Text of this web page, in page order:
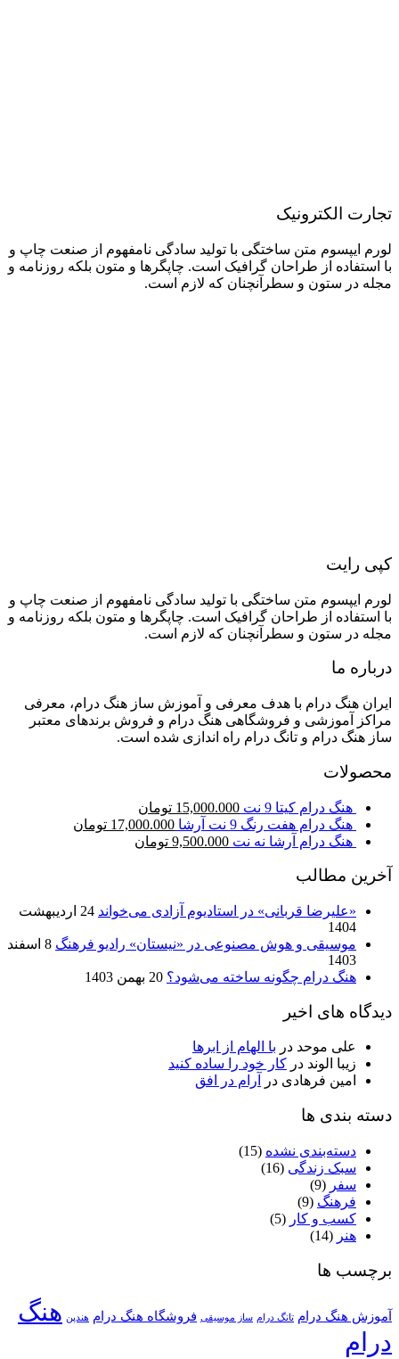
تجارت الکترونیک
لورم ایپسوم متن ساختگی با تولید سادگی نامفهوم از صنعت چاپ و
با استفاده از طراحان گرافیک است. چاپگرها و متون بلکه روزنامه و
مجله در ستون و سطرآنچنان که لازم است.
کپی رایت
لورم ایپسوم متن ساختگی با تولید سادگی نامفهوم از صنعت چاپ و
با استفاده از طراحان گرافیک است. چاپگرها و متون بلکه روزنامه و
مجله در ستون و سطرآنچنان که لازم است.
درباره ما
ایران هنگ درام با هدف معرفی و آموزش ساز هنگ درام، معرفی
مراکز آموزشی و فروشگاهی هنگ درام و فروش برندهای معتبر
ساز هنگ درام و تانگ درام راه اندازی شده است.
محصولات
هنگ درام کیتا 9 نت 15,000.000 تومان
هنگ درام هفت رنگ 9 نت آرشا
17,000.000 تومان
هنگ درام آرشا نه نت 9,500.000 تومان
آخرین مطالب
«علیرضا قربانی» در استادیوم آزادی می‌خواند
24 اردیبهشت
1404
موسیقی و هوش مصنوعی در «نیستان» رادیو فرهنگ
8 اسفند
1403
هنگ درام چگونه ساخته می‌شود؟ 20 بهمن 1403
دیدگاه های اخیر
علی موحد در با الهام از ابرها
زیبا الوند در کار خود را ساده کنید
امین فرهادی در آرام در افق
دسته بندی ها
دسته‌بندی نشده (15)
سبک زندگی (16)
سفر (9)
فرهنگ (9)
کسب و کار (5)
هنر (14)
برچسب ها
آموزش هنگ درام تانگ درام ساز موسیقی فروشگاه هنگ درام هندپن هنگ
درام